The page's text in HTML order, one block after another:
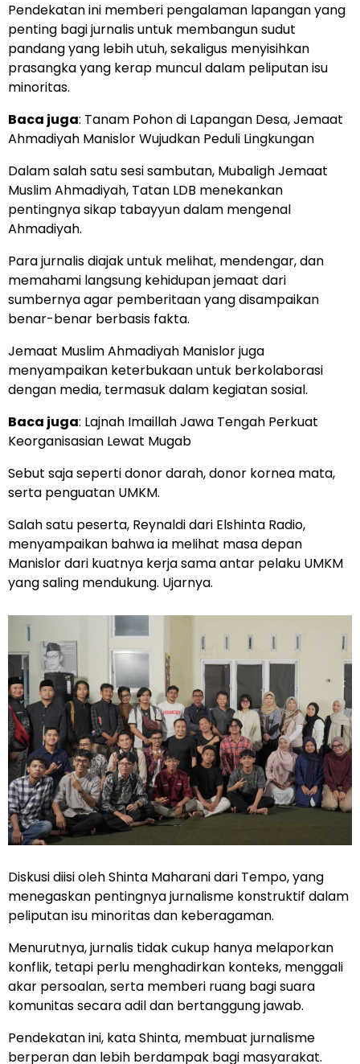
Pendekatan ini memberi pengalaman lapangan yang
penting bagi jurnalis untuk membangun sudut
pandang yang lebih utuh, sekaligus menyisihkan
prasangka yang kerap muncul dalam peliputan isu
minoritas.
Baca juga: Tanam Pohon di Lapangan Desa, Jemaat
Ahmadiyah Manislor Wujudkan Peduli Lingkungan
Dalam salah satu sesi sambutan, Mubaligh Jemaat
Muslim Ahmadiyah, Tatan LDB menekankan
pentingnya sikap tabayyun dalam mengenal
Ahmadiyah.
Para jurnalis diajak untuk melihat, mendengar, dan
memahami langsung kehidupan jemaat dari
sumbernya agar pemberitaan yang disampaikan
benar-benar berbasis fakta.
Jemaat Muslim Ahmadiyah Manislor juga
menyampaikan keterbukaan untuk berkolaborasi
dengan media, termasuk dalam kegiatan sosial.
Baca juga: Lajnah Imaillah Jawa Tengah Perkuat
Keorganisasian Lewat Mugab
Sebut saja seperti donor darah, donor kornea mata,
serta penguatan UMKM.
Salah satu peserta, Reynaldi dari Elshinta Radio,
menyampaikan bahwa ia melihat masa depan
Manislor dari kuatnya kerja sama antar pelaku UMKM
yang saling mendukung. Ujarnya.
Diskusi diisi oleh Shinta Maharani dari Tempo, yang
menegaskan pentingnya jurnalisme konstruktif dalam
peliputan isu minoritas dan keberagaman.
Menurutnya, jurnalis tidak cukup hanya melaporkan
konflik, tetapi perlu menghadirkan konteks, menggali
akar persoalan, serta memberi ruang bagi suara
komunitas secara adil dan bertanggung jawab.
Pendekatan ini, kata Shinta, membuat jurnalisme
berperan dan lebih berdampak bagi masyarakat.